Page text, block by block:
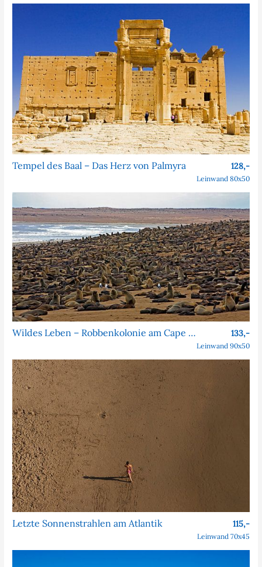
Tempel des Baal – Das Herz von Palmyra 128,-
Leinwand 80x50
Wildes Leben – Robbenkolonie am Cape Cross 133,-
Leinwand 90x50
Letzte Sonnenstrahlen am Atlantik 115,-
Leinwand 70x45